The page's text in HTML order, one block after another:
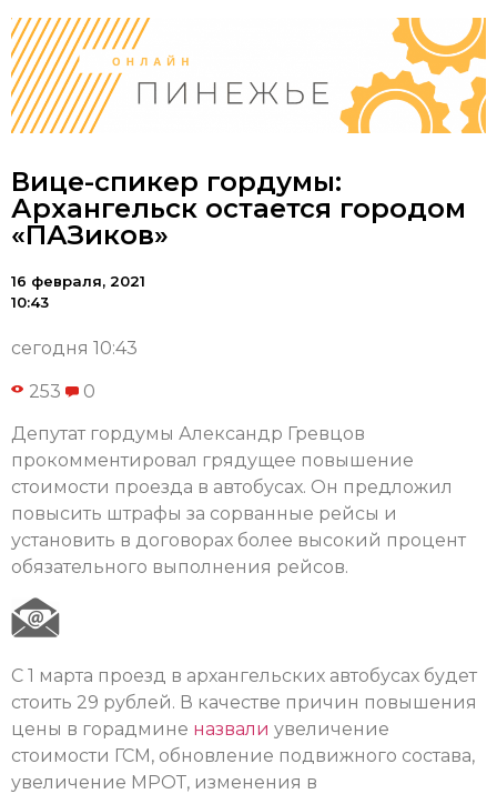
Вице-спикер гордумы:
Архангельск остается городом
«ПАЗиков»
16 февраля, 2021
10:43
сегодня 10:43
253 0
Депутат гордумы Александр Гревцов
прокомментировал грядущее повышение
стоимости проезда в автобусах. Он предложил
повысить штрафы за сорванные рейсы и
установить в договорах более высокий процент
обязательного выполнения рейсов.
С 1 марта проезд в архангельских автобусах будет
стоить 29 рублей. В качестве причин повышения
цены в горадмине назвали увеличение
стоимости ГСМ, обновление подвижного состава,
увеличение МРОТ, изменения в